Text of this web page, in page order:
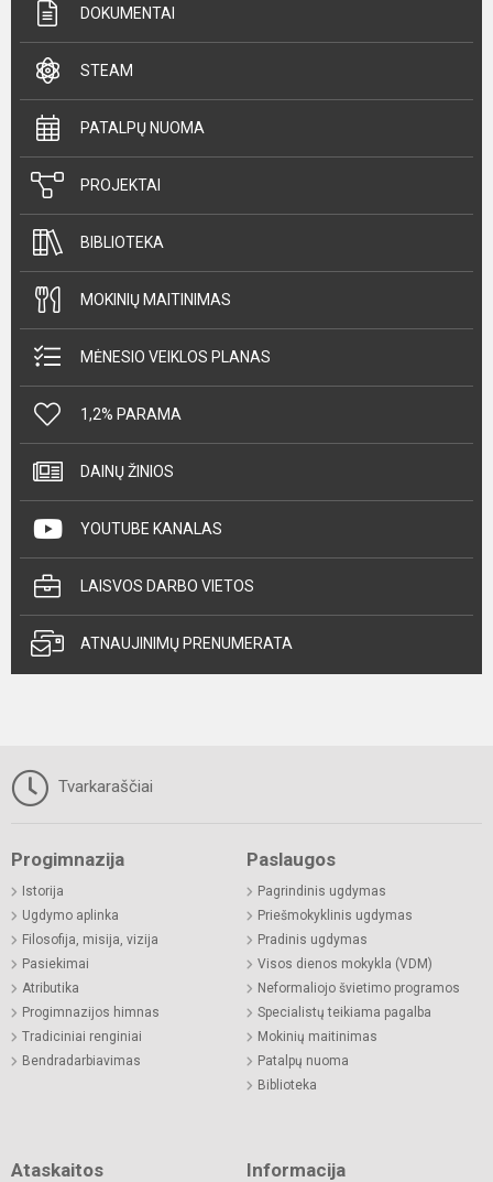
DOKUMENTAI
STEAM
PATALPŲ NUOMA
PROJEKTAI
BIBLIOTEKA
MOKINIŲ MAITINIMAS
MĖNESIO VEIKLOS PLANAS
1,2% PARAMA
DAINŲ ŽINIOS
YOUTUBE KANALAS
LAISVOS DARBO VIETOS
ATNAUJINIMŲ PRENUMERATA
Tvarkaraščiai
Progimnazija
Istorija
Ugdymo aplinka
Filosofija, misija, vizija
Pasiekimai
Atributika
Progimnazijos himnas
Tradiciniai renginiai
Bendradarbiavimas
Paslaugos
Pagrindinis ugdymas
Priešmokyklinis ugdymas
Pradinis ugdymas
Visos dienos mokykla (VDM)
Neformaliojo švietimo programos
Specialistų teikiama pagalba
Mokinių maitinimas
Patalpų nuoma
Biblioteka
Ataskaitos Informacija